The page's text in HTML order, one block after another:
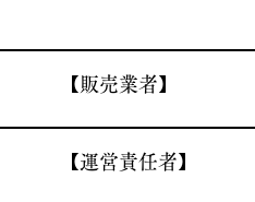
​【販売業者】
​【運営責任者】